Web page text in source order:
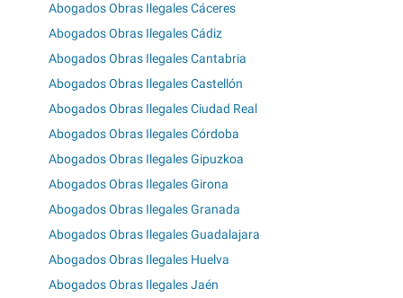
Abogados Obras Ilegales Cáceres
Abogados Obras Ilegales Cádiz
Abogados Obras Ilegales Cantabria
Abogados Obras Ilegales Castellón
Abogados Obras Ilegales Ciudad Real
Abogados Obras Ilegales Córdoba
Abogados Obras Ilegales Gipuzkoa
Abogados Obras Ilegales Girona
Abogados Obras Ilegales Granada
Abogados Obras Ilegales Guadalajara
Abogados Obras Ilegales Huelva
Abogados Obras Ilegales Jaén